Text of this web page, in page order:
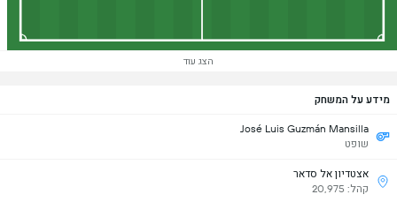
הצג עוד
מידע על המשחק
José Luis Guzmán Mansilla
שופט
אצטדיון אל סדאר
קהל: 20,975